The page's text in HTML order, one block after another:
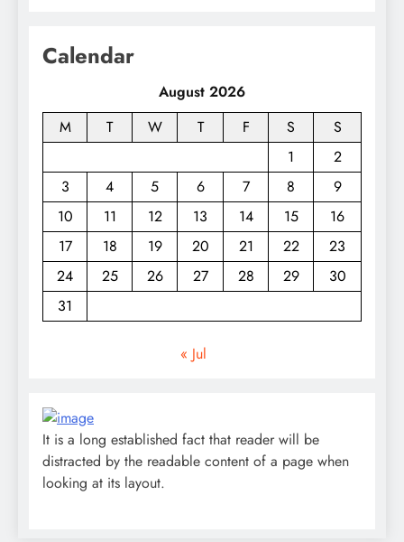
Calendar
August 2026
M
T W T F S
S
1
2
3
4 5 6 7 8
9
10
11 12 13 14 15
16
17
18 19 20 21 22
23
24
25 26 27 28 29
30
31
« Jul
It is a long established fact that reader will be
distracted by the readable content of a page when
looking at its layout.